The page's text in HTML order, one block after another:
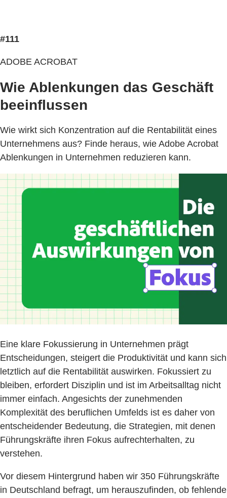
#111
ADOBE ACROBAT
Wie Ablenkungen das Geschäft
beeinflussen
Wie wirkt sich Konzentration auf die Rentabilität eines
Unternehmens aus? Finde heraus, wie Adobe Acrobat
Ablenkungen in Unternehmen reduzieren kann.
Eine klare Fokussierung in Unternehmen prägt
Entscheidungen, steigert die Produktivität und kann sich
letztlich auf die Rentabilität auswirken. Fokussiert zu
bleiben, erfordert Disziplin und ist im Arbeitsalltag nicht
immer einfach. Angesichts der zunehmenden
Komplexität des beruflichen Umfelds ist es daher von
entscheidender Bedeutung, die Strategien, mit denen
Führungskräfte ihren Fokus aufrechterhalten, zu
verstehen.
Vor diesem Hintergrund haben wir 350 Führungskräfte
in Deutschland befragt, um herauszufinden, ob fehlende